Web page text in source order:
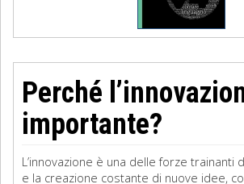
Perché
importante?
L’innovazione è una delle forze trainanti
e la creazione costante di nuove idee,